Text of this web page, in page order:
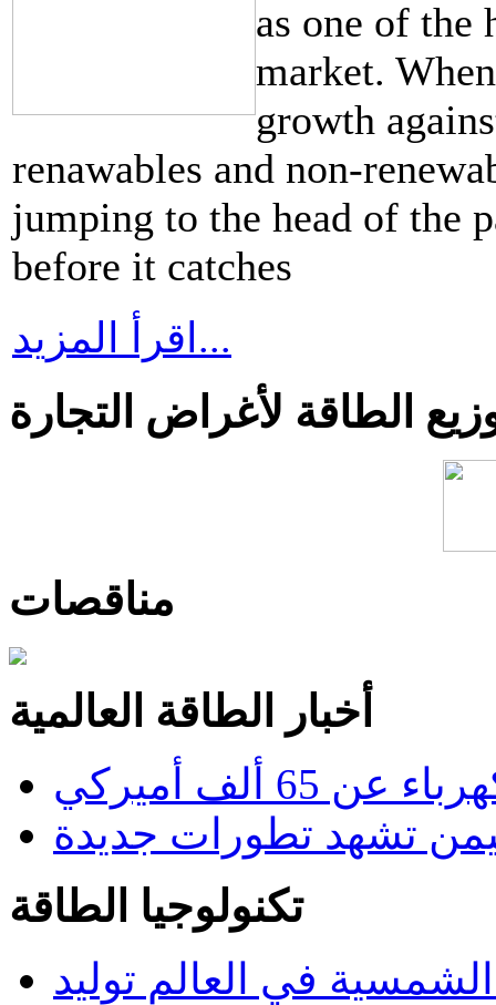
as one of the
market.
growth
renawables and non-
jumping to the head of the
before it catches
اقرأ المزيد...
الطاقة لأغراض التجارة
مناقصات
أخبار الطاقة العالمية
ألف أميركي
تشهد تطورات جديدة
تكنولوجيا الطاقة
في العالم توليد